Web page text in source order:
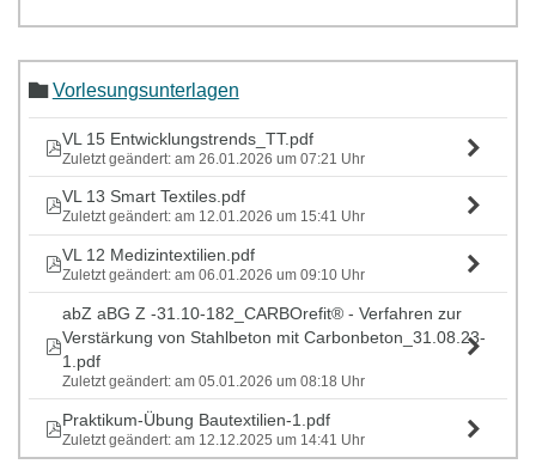
Vorlesungsunterlagen
VL 15 Entwicklungstrends_TT.pdf
Zuletzt geändert: am 26.01.2026 um 07:21 Uhr
VL 13 Smart Textiles.pdf
Zuletzt geändert: am 12.01.2026 um 15:41 Uhr
VL 12 Medizintextilien.pdf
Zuletzt geändert: am 06.01.2026 um 09:10 Uhr
abZ aBG Z -31.10-182_CARBOrefit® - Verfahren zur
Verstärkung von Stahlbeton mit Carbonbeton_31.08.23-
1.pdf
Zuletzt geändert: am 05.01.2026 um 08:18 Uhr
Praktikum-Übung Bautextilien-1.pdf
Zuletzt geändert: am 12.12.2025 um 14:41 Uhr